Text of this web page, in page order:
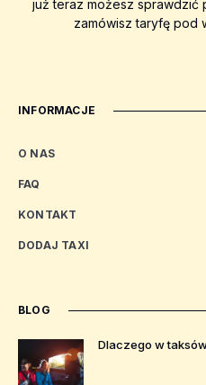
już teraz możesz sprawdzić
zamówisz taryfę pod
INFORMACJE
O NAS
FAQ
KONTAKT
DODAJ TAXI
BLOG
Dlaczego w